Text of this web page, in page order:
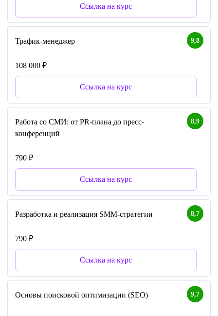
Ссылка на курс
9,8
Трафик-менеджер
108 000 ₽
Ссылка на курс
8,9
Работа со СМИ: от PR-плана до пресс-
конференций
790 ₽
Ссылка на курс
8,7
Разработка и реализация SMM-стратегии
790 ₽
Ссылка на курс
9,7
Основы поисковой оптимизации (SEO)